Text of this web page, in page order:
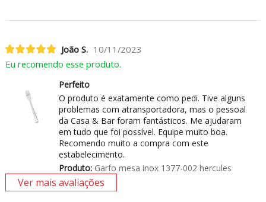
João S. 10/11/2023
Eu recomendo esse produto.
Perfeito
O produto é exatamente como pedi. Tive alguns
problemas com atransportadora, mas o pessoal
da Casa & Bar foram fantásticos. Me ajudaram
em tudo que foi possível. Equipe muito boa.
Recomendo muito a compra com este
estabelecimento.
Produto:Garfo mesa inox 1377-002 hercules
Ver mais avaliações